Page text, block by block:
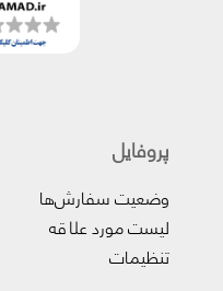
پروفایل‌
وضعیت سفارش‌ها
لیست مورد علاقه
تنظیمات